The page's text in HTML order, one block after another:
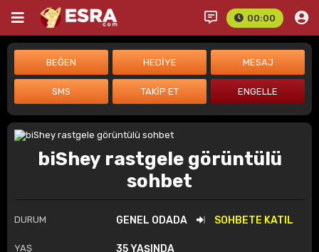
00:00
biShey rastgele görüntülü
sohbet
DURUM GENEL ODADA SOHBETE KATIL
YAŞ 35 YAŞINDA